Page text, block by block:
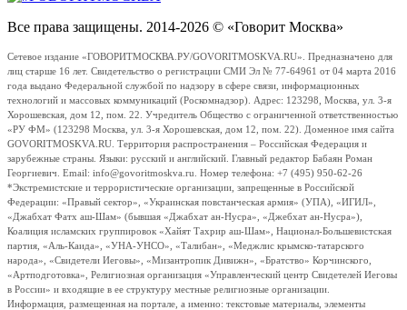
Все права защищены. 2014-2026 © «Говорит Москва»
Сетевое издание «ГОВОРИТМОСКВА.РУ/GOVORITMOSKVA.RU». Предназначено для
лиц старше 16 лет. Свидетельство о регистрации СМИ Эл № 77-64961 от 04 марта 2016
года выдано Федеральной службой по надзору в сфере связи, информационных
технологий и массовых коммуникаций (Роскомнадзор). Адрес: 123298, Москва, ул. 3-я
Хорошевская, дом 12, пом. 22. Учредитель Общество с ограниченной ответственностью
«РУ ФМ» (123298 Москва, ул. 3-я Хорошевская, дом 12, пом. 22). Доменное имя сайта
GOVORITMOSKVA.RU. Территория распространения – Российская Федерация и
зарубежные страны. Языки: русский и английский. Главный редактор Бабаян Роман
Георгиевич. Email: info@govoritmoskva.ru. Номер телефона: +7 (495) 950-62-26
*Экстремистские и террористические организации, запрещенные в Российской
Федерации: «Правый сектор», «Украинская повстанческая армия» (УПА), «ИГИЛ»,
«Джабхат Фатх аш-Шам» (бывшая «Джабхат ан-Нусра», «Джебхат ан-Нусра»),
Коалиция исламских группировок «Хайят Тахрир аш-Шам», Национал-Большевистская
партия, «Аль-Каида», «УНА-УНСО», «Талибан», «Меджлис крымско-татарского
народа», «Свидетели Иеговы», «Мизантропик Дивижн», «Братство» Корчинского,
«Артподготовка», Религиозная организация «Управленческий центр Свидетелей Иеговы
в России» и входящие в ее структуру местные религиозные организации.
Информация, размещенная на портале, а именно: текстовые материалы, элементы